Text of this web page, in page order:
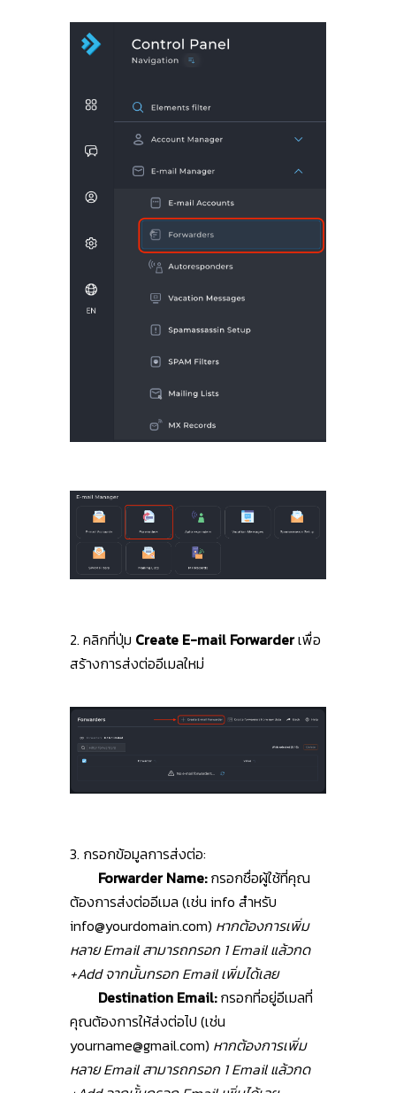
2. คลิกที่ปุ่ม Create E-mail Forwarderเพื่อ
สร้างการส่งต่ออีเมลใหม่
3. กรอกข้อมูลการส่งต่อ:
Forwarder Name:กรอกชื่อผู้ใช้ที่คุณ
ต้องการส่งต่ออีเมล (เช่น info สำหรับ
info@yourdomain.com) หากต้องการเพิ่ม
หลาย Email สามารถกรอก 1 Email แล้วกด
+Add จากนั้นกรอก Email เพิ่มได้เลย
Destination Email:กรอกที่อยู่อีเมลที่
คุณต้องการให้ส่งต่อไป (เช่น
yourname@gmail.com) หากต้องการเพิ่ม
หลาย Email สามารถกรอก 1 Email แล้วกด